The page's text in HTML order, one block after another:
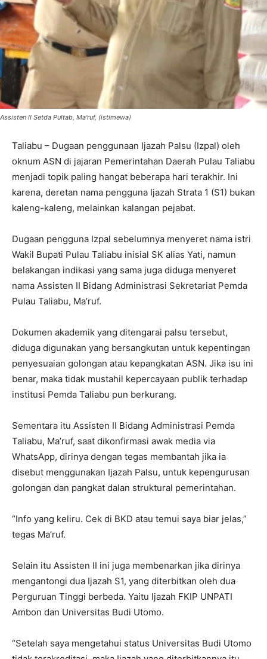
Assisten II Setda Pultab, Ma'ruf, (istimewa)
Taliabu – Dugaan penggunaan Ijazah Palsu (Izpal) oleh
oknum ASN di jajaran Pemerintahan Daerah Pulau Taliabu
menjadi topik paling hangat beberapa hari terakhir. Ini
karena, deretan nama pengguna Ijazah Strata 1 (S1) bukan
kaleng-kaleng, melainkan kalangan pejabat.
Dugaan pengguna Izpal sebelumnya menyeret nama istri
Wakil Bupati Pulau Taliabu inisial SK alias Yati, namun
belakangan indikasi yang sama juga diduga menyeret
nama Assisten II Bidang Administrasi Sekretariat Pemda
Pulau Taliabu, Ma’ruf.
Dokumen akademik yang ditengarai palsu tersebut,
diduga digunakan yang bersangkutan untuk kepentingan
penyesuaian golongan atau kepangkatan ASN. Jika isu ini
benar, maka tidak mustahil kepercayaan publik terhadap
institusi Pemda Taliabu pun berkurang.
Sementara itu Assisten II Bidang Administrasi Pemda
Taliabu, Ma’ruf, saat dikonfirmasi awak media via
WhatsApp, dirinya dengan tegas membantah jika ia
disebut menggunakan Ijazah Palsu, untuk kepengurusan
golongan dan pangkat dalan struktural pemerintahan.
“Info yang keliru. Cek di BKD atau temui saya biar jelas,”
tegas Ma’ruf.
Selain itu Assisten II ini juga membenarkan jika dirinya
mengantongi dua Ijazah S1, yang diterbitkan oleh dua
Perguruan Tinggi berbeda. Yaitu Ijazah FKIP UNPATI
Ambon dan Universitas Budi Utomo.
“Setelah saya mengetahui status Universitas Budi Utomo